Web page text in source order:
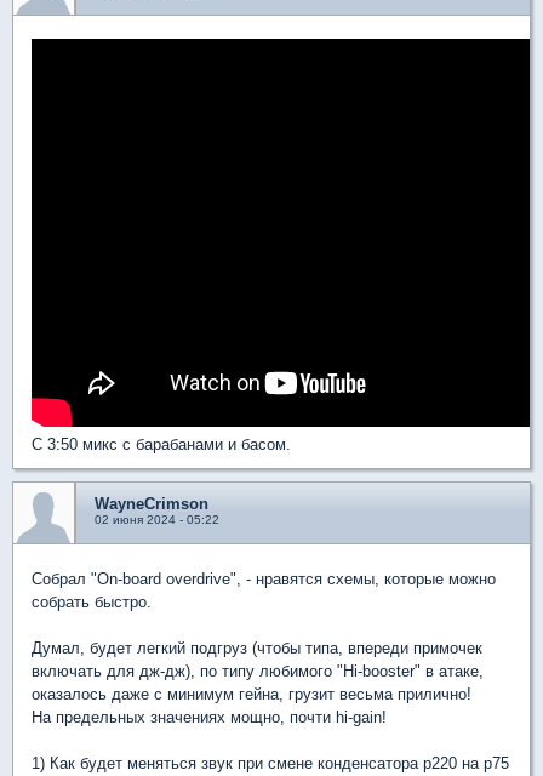
С 3:50 микс с барабанами и басом.
WayneCrimson
02 июня 2024 - 05:22
Собрал "On-board overdrive", - нравятся схемы, которые можно
собрать быстро.
Думал, будет легкий подгруз (чтобы типа, впереди примочек
включать для дж-дж), по типу любимого "Hi-booster" в атаке,
оказалось даже с минимум гейна, грузит весьма прилично!
На предельных значениях мощно, почти hi-gain!
1) Как будет меняться звук при смене конденсатора p220 на p75